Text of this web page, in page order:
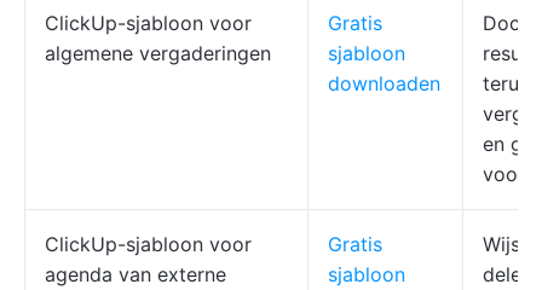
ClickUp-sjabloon voor
algemene vergaderingen
Gratis
sjabloon
downloaden
en
ClickUp-sjabloon voor
agenda van externe
Gratis
sjabloon
Wijs